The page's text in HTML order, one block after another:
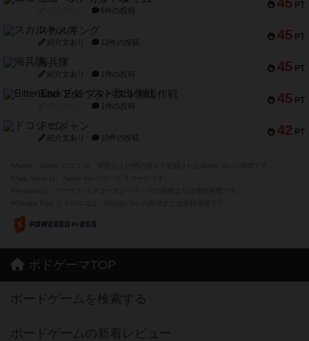
PT
8件の投稿
45 PT
スカルキング
紹介文あり 12件の投稿
45 PT
海兵隊
紹介文あり 1件の投稿
45 PT
Bitter End ブタペスト救出作戦
1件の投稿
42 PT
ドコジャン
紹介文あり 10件の投稿
ボドゲーマTOP
ボードゲームを検索する
ボードゲームの新着レビュー